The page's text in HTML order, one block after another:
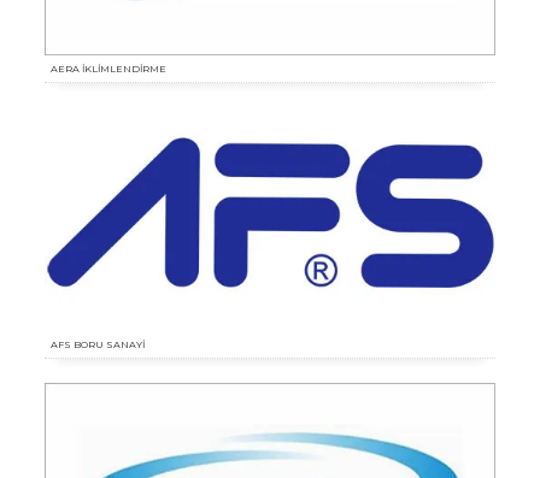
AERA İKLİMLENDİRME
AFS BORU SANAYİ